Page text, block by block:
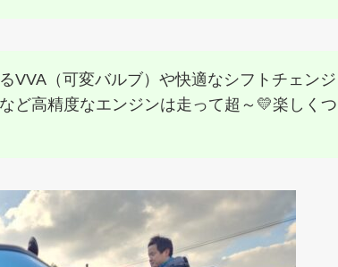
VVA（可変バルブ）や快適なシフトチェンジ
ど高精度なエンジンは走って超～💛楽しくつ